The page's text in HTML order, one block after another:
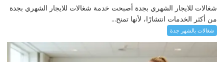
شغالات للايجار الشهري بجدة أصبحت خدمة شغالات للايجار الشهري بجدة
من أكثر الخدمات انتشارًا، لأنها تمنح...
شغالات بالشهر جدة